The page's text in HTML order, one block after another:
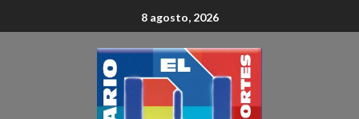
8 agosto, 2026